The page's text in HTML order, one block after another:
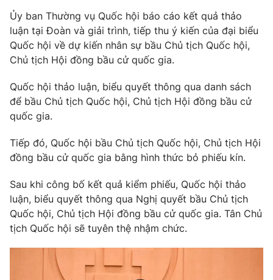
Phim VTV
Hậu trường
Nhân vật
Khán giả
Giải sao mai
Giải trí
Điện ảnh
Âm nhạc
Sao
Đời sống
Làm đẹp
Giáo dục
Tuyển sinh
Học trực tuyến
Công nghệ
Hitech Công nghệ tương lai
Thị trường
Tư vấn
Giao lưu trực tuyến
Lịch phát sóng
Emagazine Podcast
Ủy ban Thường vụ Quốc hội báo cáo kết quả thảo
luận tại Đoàn và giải trình, tiếp thu ý kiến của đại biểu
Quốc hội về dự kiến nhân sự bầu Chủ tịch Quốc hội,
Chủ tịch Hội đồng bầu cử quốc gia.
Quốc hội thảo luận, biểu quyết thông qua danh sách
để bầu Chủ tịch Quốc hội, Chủ tịch Hội đồng bầu cử
quốc gia.
Tiếp đó, Quốc hội bầu Chủ tịch Quốc hội, Chủ tịch Hội
đồng bầu cử quốc gia bằng hình thức bỏ phiếu kín.
Sau khi công bố kết quả kiểm phiếu, Quốc hội thảo
luận, biểu quyết thông qua Nghị quyết bầu Chủ tịch
Quốc hội, Chủ tịch Hội đồng bầu cử quốc gia. Tân Chủ
tịch Quốc hội sẽ tuyên thệ nhậm chức.